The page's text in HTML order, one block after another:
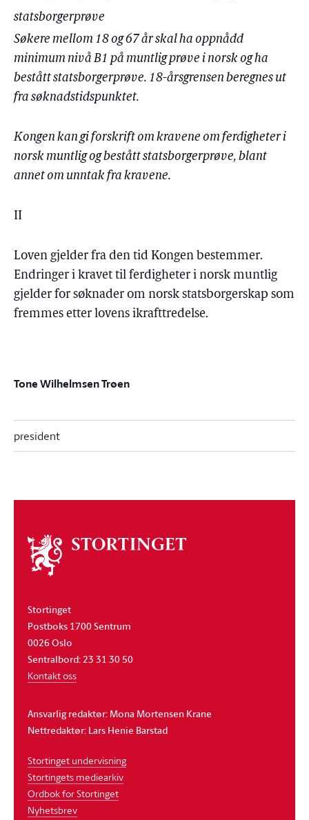
statsborgerprøve
Søkere mellom 18 og 67 år skal ha oppnådd
minimum nivå B1 på muntlig prøve i norsk og ha
bestått statsborgerprøve. 18-årsgrensen beregnes ut
fra søknadstidspunktet.
Kongen kan gi forskrift om kravene om ferdigheter i
norsk muntlig og bestått statsborgerprøve, blant
annet om unntak fra kravene.
II
Loven gjelder fra den tid Kongen bestemmer.
Endringer i kravet til ferdigheter i norsk muntlig
gjelder for søknader om norsk statsborgerskap som
fremmes etter lovens ikrafttredelse.
Tone Wilhelmsen Trøen
president
Om
stortinget
Stortinget
Postboks 1700 Sentrum
0026 Oslo
Sentralbord: 23 31 30 50
Kontakt oss
Ansvarlig redaktør: Mona Mortensen Krane
Nettredaktør: Lars Henie Barstad
Stortinget undervisning
Stortingets mediearkiv
Ordbok for Stortinget
Nyhetsbrev